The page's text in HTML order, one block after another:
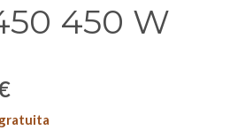
450 W